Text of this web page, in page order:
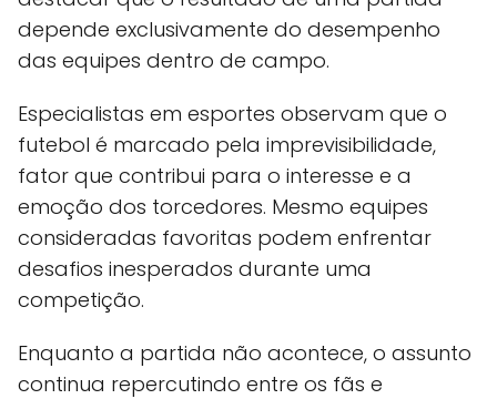
depende exclusivamente do desempenho
das equipes dentro de campo.
Especialistas em esportes observam que o
futebol é marcado pela imprevisibilidade,
fator que contribui para o interesse e a
emoção dos torcedores. Mesmo equipes
consideradas favoritas podem enfrentar
desafios inesperados durante uma
competição.
Enquanto a partida não acontece, o assunto
continua repercutindo entre os fãs e